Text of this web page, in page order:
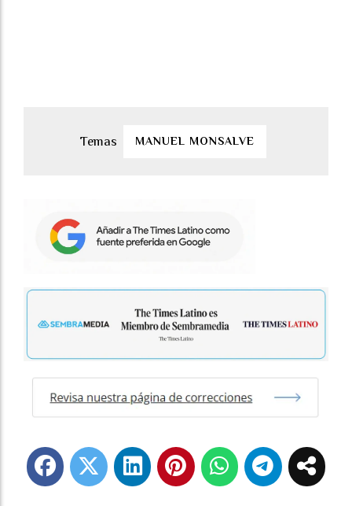
MANUEL MONSALVE